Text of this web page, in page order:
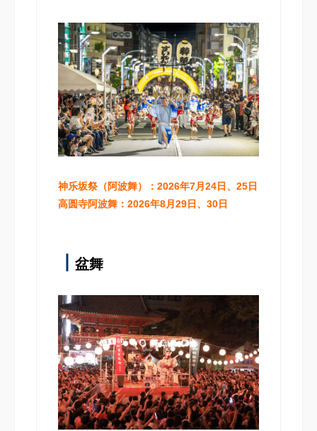
神乐坂祭（阿波舞）：2026年7月24日、25日
高圆寺阿波舞：2026年8月29日、30日
盆舞